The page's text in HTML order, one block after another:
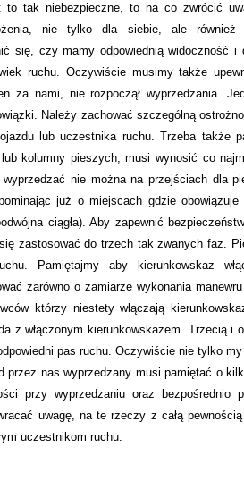
to tak niebezpieczne, to na co zwrócić
nie tylko dla siebie, ale również
się, czy mamy odpowiednią widoczność i
ruchu. Oczywiście musimy także
za nami, nie rozpoczął wyprzedzania.
Należy zachować szczególną
lub uczestnika ruchu. Trzeba także
kolumny pieszych, musi wynosić co
wyprzedzać nie można na przejściach dla
już o miejscach gdzie
ciągła). Aby zapewnić
zastosować do trzech tak zwanych faz.
Pamiętajmy aby kierunkowskaz
zarówno o zamiarze wykonania
którzy niestety włączają
z włączonym kierunkowskazem. Trzecią i
pas ruchu. Oczywiście nie tylko
przez nas wyprzedzany musi pamiętać o
przy wyprzedzaniu oraz bezpośrednio
uwagę, na te rzeczy z całą
uczestnikom ruchu.